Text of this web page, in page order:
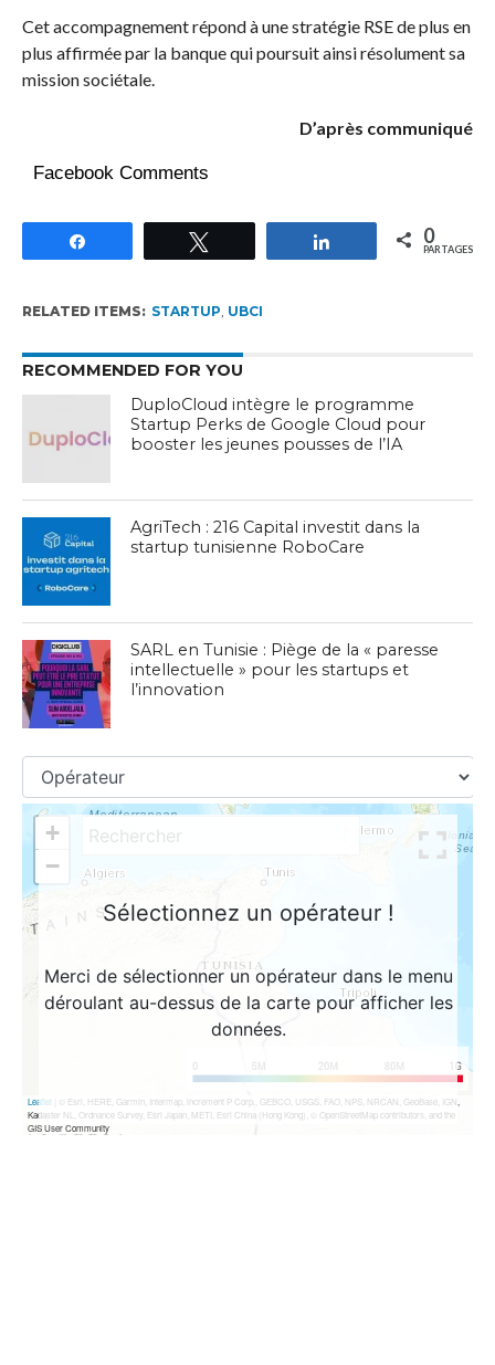
Cet accompagnement répond à une stratégie RSE de plus en
plus affirmée par la banque qui poursuit ainsi résolument sa
mission sociétale.
D’après communiqué
Facebook Comments
Partagez 0
PARTAGES
RELATED ITEMS: STARTUP, UBCI
RECOMMENDED FOR YOU
DuploCloud intègre le programme
Startup Perks de Google Cloud pour
booster les jeunes pousses de l’IA
AgriTech : 216 Capital investit dans la
startup tunisienne RoboCare
SARL en Tunisie : Piège de la « paresse
intellectuelle » pour les startups et
l’innovation